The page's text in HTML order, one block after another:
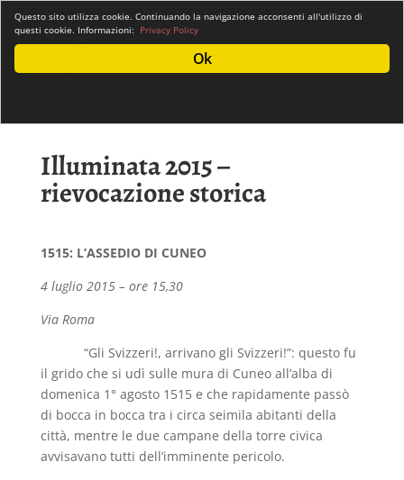
info@promocuneo.it
Illuminata 2015 –
rievocazione storica
1515: L’ASSEDIO DI CUNEO
4 luglio 2015 – ore 15,30
Via Roma
“Gli Svizzeri!, arrivano gli Svizzeri!”: questo fu
il grido che si udì sulle mura di Cuneo all’alba di
domenica 1° agosto 1515 e che rapidamente passò
di bocca in bocca tra i circa seimila abitanti della
città, mentre le due campane della torre civica
avvisavano tutti dell’imminente pericolo.
Questo sito utilizza cookie. Continuando la navigazione acconsenti all'utilizzo di
questi cookie. Informazioni: Privacy Policy
Ok